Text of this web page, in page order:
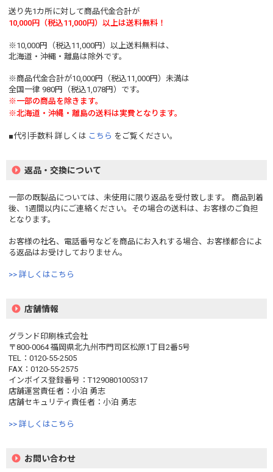
送り先1カ所に対して商品代金合計が
10,000円（税込11,000円）以上は送料無料！
※10,000円（税込11,000円）以上送料無料は、
北海道・沖縄・離島は除外です。
※商品代金合計が10,000円（税込11,000円）未満は
全国一律 980円（税込1,078円）です。
※一部の商品を除きます。
※北海道・沖縄・離島の送料は実費となります。
■代引手数料 詳しくは こちら をご覧ください。
返品・交換について
一部の既製品については、未使用に限り返品を受付致します。 商品到着
後、1週間以内にご連絡ください。その場合の送料は、お客様のご負担
となります。
お客様の社名、電話番号などを商品にお入れする場合、お客様都合によ
る返品はお受けしておりません。
>> 詳しくはこちら
店舗情報
グランド印刷株式会社
〒800-0064 福岡県北九州市門司区松原1丁目2番5号
TEL：0120-55-2505
FAX：0120-55-2575
インボイス登録番号：T1290801005317
店舗運営責任者：小泊 勇志
店舗セキュリティ責任者：小泊 勇志
>> 詳しくはこちら
お問い合わせ